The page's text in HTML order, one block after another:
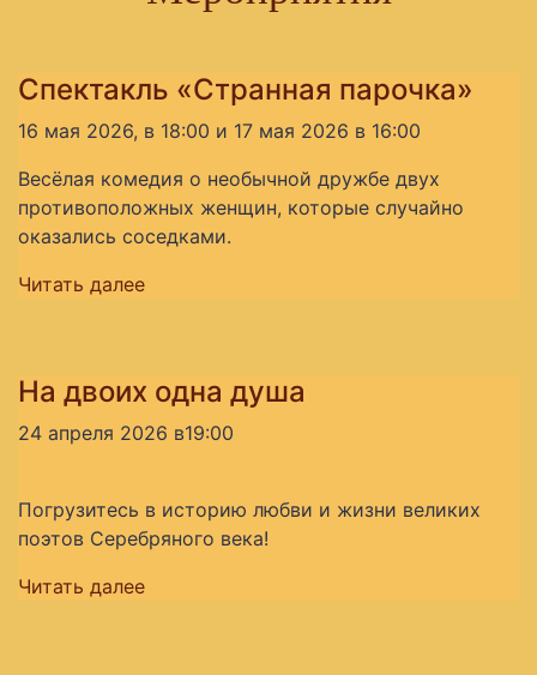
Спектакль «Странная парочка»
16 мая 2026, в 18:00 и 17 мая 2026 в 16:00
Весёлая комедия о необычной дружбе двух
противоположных женщин, которые случайно
оказались соседками.
Читать далее
На двоих одна душа
24 апреля 2026 в19:00
Погрузитесь в историю любви и жизни великих
поэтов Серебряного века!
Читать далее